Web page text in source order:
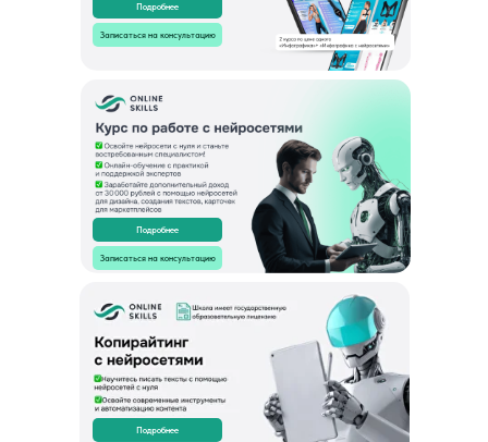
Подробнее
Записаться на консультацию
Подробнее
Записаться на консультацию
Подробнее